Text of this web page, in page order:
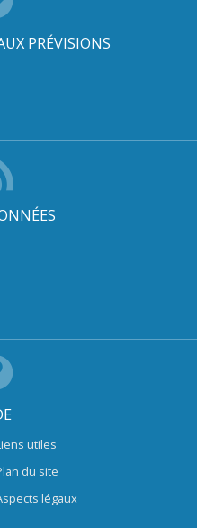
PRÉVISIONS
utiles
du site
légaux